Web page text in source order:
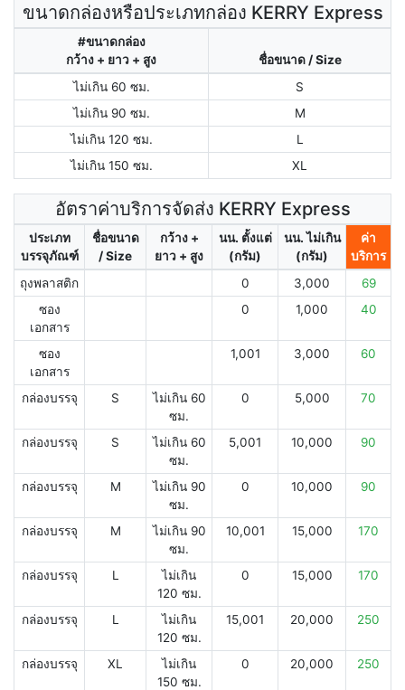
ขนาดกล่องหรือประเภทกล่อง KERRY Express
#ขนาดกล่อง
กว้าง + ยาว + สูง
ชื่อขนาด / Size
ไม่เกิน 60 ซม.
S
ไม่เกิน 90 ซม.
M
ไม่เกิน 120 ซม.
L
ไม่เกิน 150 ซม.
XL
อัตราค่าบริการจัดส่ง KERRY Express
ประเภท
บรรจุภัณฑ์
ชื่อขนาด
/ Size
กว้าง +
ยาว + สูง
นน. ตั้งแต่
(กรัม)
นน. ไม่เกิน
(กรัม)
ค่า
บริการ
ถุงพลาสติก
0 3,000
69
ซอง
เอกสาร
0 1,000 40
ซอง
เอกสาร
1,001 3,000 60
กล่องบรรจุ S
ไม่เกิน 60
ซม.
0 5,000 70
กล่องบรรจุ S
ไม่เกิน 60
ซม.
5,001 10,000 90
กล่องบรรจุ M
ไม่เกิน 90
ซม.
0 10,000 90
กล่องบรรจุ M
ไม่เกิน 90
ซม.
10,001 15,000 170
กล่องบรรจุ L
ไม่เกิน
120 ซม.
0 15,000 170
กล่องบรรจุ L
ไม่เกิน
120 ซม.
15,001 20,000 250
กล่องบรรจุ XL
ไม่เกิน
150 ซม.
0 20,000 250